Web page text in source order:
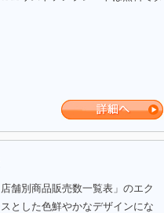
舗別商品販売数一覧表」のエク
とした色鮮やかなデザインにな